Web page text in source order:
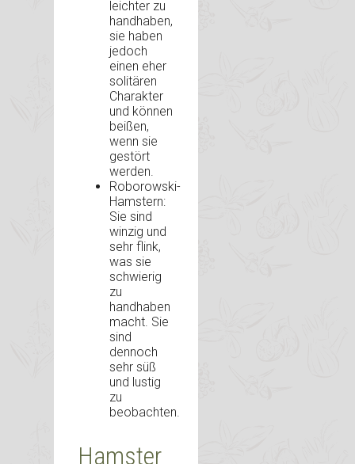
leichter zu
handhaben,
sie haben
jedoch
einen eher
solitären
Charakter
und können
beißen,
wenn sie
gestört
werden.
Roborowski-
Hamstern:
Sie sind
winzig und
sehr flink,
was sie
schwierig
zu
handhaben
macht. Sie
sind
dennoch
sehr süß
und lustig
zu
beobachten.
Hamster